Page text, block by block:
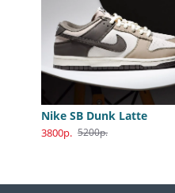
Nike SB Dunk Latte
3800р. 5200р.